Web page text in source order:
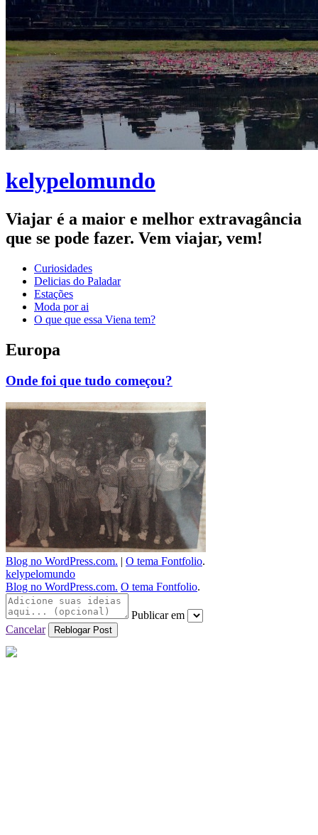
kelypelomundo
Viajar é a maior e melhor extravagância
que se pode fazer. Vem viajar, vem!
Curiosidades
Delicias do Paladar
Estações
Moda por ai
O que que essa Viena tem?
Europa
Onde foi que tudo começou?
Blog no WordPress.com. | O tema Fontfolio.
kelypelomundo
Blog no WordPress.com. O tema Fontfolio.
Publicar em
Cancelar